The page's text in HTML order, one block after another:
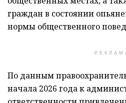
граждан в состоянии
нормы общественного
По данным
начала 2026 года к